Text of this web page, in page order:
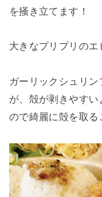
を掻き立てます！
大きなプリプリの
ガーリックシュリ
が、殻が剥きやす
ので綺麗に殻を取る